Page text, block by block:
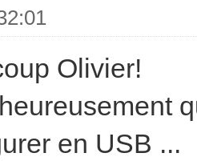
Olivier!
en USB ...